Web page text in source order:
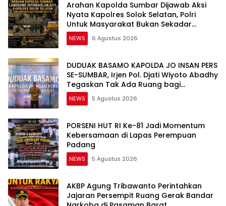
Arahan Kapolda Sumbar Dijawab Aksi
Nyata Kapolres Solok Selatan, Polri
Untuk Masyarakat Bukan Sekadar
Slogan
NEWS 6 Agustus 2026
DUDUAK BASAMO KAPOLDA JO INSAN PERS
SE-SUMBAR, Irjen Pol. Djati Wiyoto Abadhy
Tegaskan Tak Ada Ruang bagi
Pelanggar Hukum di Internal Polri
NEWS 5 Agustus 2026
PORSENI HUT RI Ke-81 Jadi Momentum
Kebersamaan di Lapas Perempuan
Padang
NEWS 5 Agustus 2026
AKBP Agung Tribawanto Perintahkan
Jajaran Persempit Ruang Gerak Bandar